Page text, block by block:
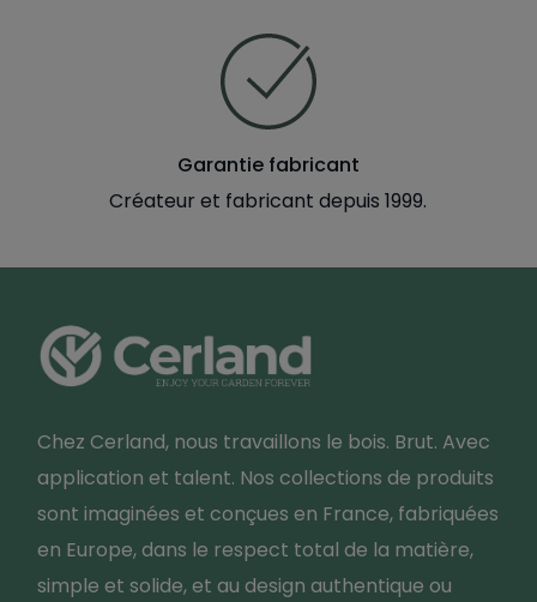
Garantie fabricant
Créateur et fabricant depuis 1999.
Chez Cerland, nous travaillons le bois. Brut. Avec
application et talent. Nos collections de produits
sont imaginées et conçues en France, fabriquées
en Europe, dans le respect total de la matière,
simple et solide, et au design authentique ou